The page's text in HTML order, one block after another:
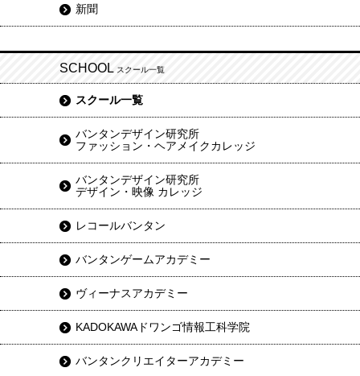
新聞
SCHOOL スクール一覧
スクール一覧
バンタンデザイン研究所
ファッション・ヘアメイクカレッジ
バンタンデザイン研究所
デザイン・映像 カレッジ
レコールバンタン
バンタンゲームアカデミー
ヴィーナスアカデミー
KADOKAWAドワンゴ情報工科学院
バンタンクリエイターアカデミー